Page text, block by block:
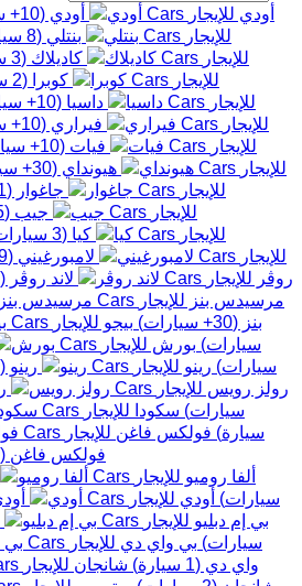
أودي أودي (
10+
بنتلي (
8
كاديلاك (
3
كوبرا (
2
داسيا (
10+
فيراري (
10+
فيات (
10+
هيونداي (
30+
جاغوار (
جيب (
كيا (
3
لامبورغيني (
روڤر
لاند روڤر (
مرسيدس بنز
بنز (
30+ سيارات) بيجو
سيارات) بورش
سيارات) رينو رينو (
رولز رويس
سيارات) سكودا
سيارة) فولكس فاغن
فولكس فاغن (
ألفا روميو
سيارات) أودي
بي إم دبليو
سيارات) بي واي دي
واي دي (
1 سيارة) شانجان